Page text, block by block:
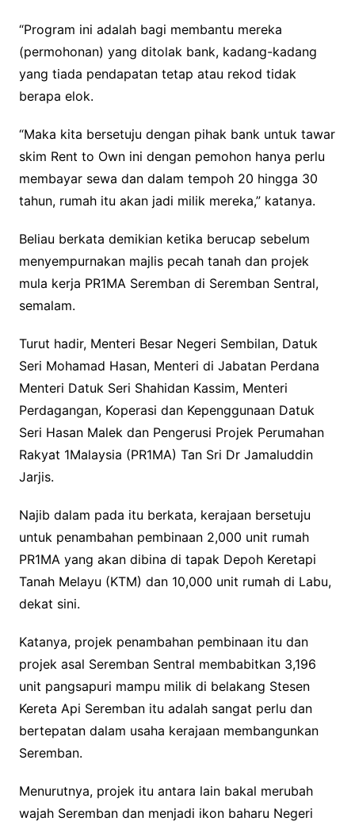
“Program ini adalah bagi membantu mereka
(permohonan) yang ditolak bank, kadang-kadang
yang tiada pendapatan tetap atau rekod tidak
berapa elok.
“Maka kita bersetuju dengan pihak bank untuk tawar
skim Rent to Own ini dengan pemohon hanya perlu
membayar sewa dan dalam tempoh 20 hingga 30
tahun, rumah itu akan jadi milik mereka,” katanya.
Beliau berkata demikian ketika berucap sebelum
menyempurnakan majlis pecah tanah dan projek
mula kerja PR1MA Seremban di Seremban Sentral,
semalam.
Turut hadir, Menteri Besar Negeri Sembilan, Datuk
Seri Mohamad Hasan, Menteri di Jabatan Perdana
Menteri Datuk Seri Shahidan Kassim, Menteri
Perdagangan, Koperasi dan Kepenggunaan Datuk
Seri Hasan Malek dan Pengerusi Projek Perumahan
Rakyat 1Malaysia (PR1MA) Tan Sri Dr Jamaluddin
Jarjis.
Najib dalam pada itu berkata, kerajaan bersetuju
untuk penambahan pembinaan 2,000 unit rumah
PR1MA yang akan dibina di tapak Depoh Keretapi
Tanah Melayu (KTM) dan 10,000 unit rumah di Labu,
dekat sini.
Katanya, projek penambahan pembinaan itu dan
projek asal Seremban Sentral membabitkan 3,196
unit pangsapuri mampu milik di belakang Stesen
Kereta Api Seremban itu adalah sangat perlu dan
bertepatan dalam usaha kerajaan membangunkan
Seremban.
Menurutnya, projek itu antara lain bakal merubah
wajah Seremban dan menjadi ikon baharu Negeri